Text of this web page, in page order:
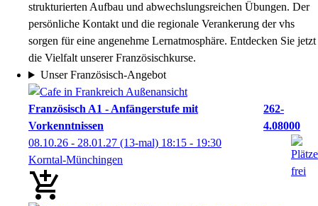
strukturierten Aufbau und abwechslungsreichen Übungen. Der
persönliche Kontakt und die regionale Verankerung der vhs
sorgen für eine angenehme Lernatmosphäre. Entdecken Sie jetzt
die Vielfalt unserer Französischkurse.
Unser Französisch-Angebot
Französisch A1 - Anfängerstufe mit
Vorkenntnissen
262-
4.08000
08.10.26 - 28.01.27 (13-mal) 18:15 - 19:30
Korntal-Münchingen